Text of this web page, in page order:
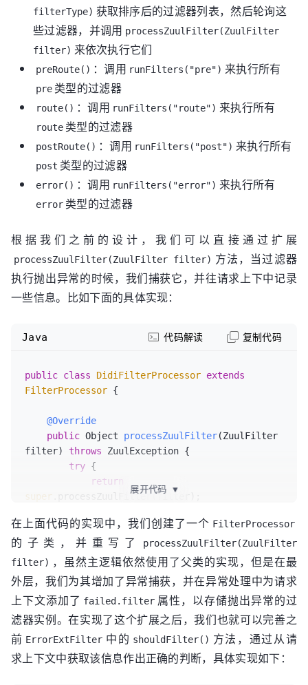
filterType) 获取排序后的过滤器列表，然后轮询这
些过滤器，并调用 processZuulFilter(ZuulFilter
filter) 来依次执行它们
preRoute() ：调用 runFilters("pre") 来执行所有
pre 类型的过滤器
route() ：调用 runFilters("route") 来执行所有
route 类型的过滤器
postRoute() ：调用 runFilters("post") 来执行所有
post 类型的过滤器
error() ：调用 runFilters("error") 来执行所有
error 类型的过滤器
根据我们之前的设计，我们可以直接通过扩展
processZuulFilter(ZuulFilter filter) 方法，当过滤器
执行抛出异常的时候，我们捕获它，并往请求上下中记录
一些信息。比如下面的具体实现：
public class DidiFilterProcessor extends
FilterProcessor {
@Override
public Object processZuulFilter(ZuulFilter
filter)
throws ZuulException {
try {
return
super .processZuulFilter(filter);
RequestContext ctx =
RequestContext.getCurrentContext();
            ctx.set(
"failed.filter", filter);
        }
    }
Java 代码解读 复制代码
展开代码 ▼
在上面代码的实现中，我们创建了一个 FilterProcessor
的子类，并重写了
processZuulFilter(ZuulFilter
filter) ，虽然主逻辑依然使用了父类的实现，但是在最
外层，我们为其增加了异常捕获，并在异常处理中为请求
上下文添加了 failed.filter 属性，以存储抛出异常的过
滤器实例。在实现了这个扩展之后，我们也就可以完善之
前 ErrorExtFilter 中的 shouldFilter() 方法，通过从请
求上下文中获取该信息作出正确的判断，具体实现如下：